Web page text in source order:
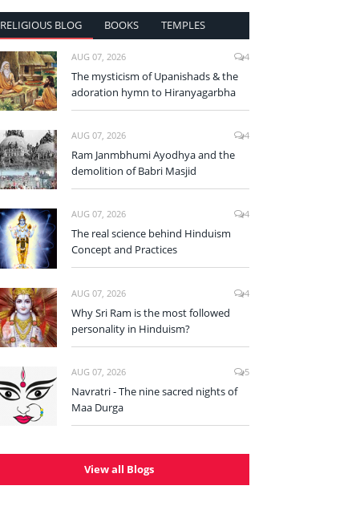
RELIGIOUS BLOG BOOKS TEMPLES
AUG 07, 2026 4
The mysticism of Upanishads & the
adoration hymn to Hiranyagarbha
AUG 07, 2026 4
Ram Janmbhumi Ayodhya and the
demolition of Babri Masjid
AUG 07, 2026 4
The real science behind Hinduism
Concept and Practices
AUG 07, 2026 4
Why Sri Ram is the most followed
personality in Hinduism?
AUG 07, 2026 5
Navratri - The nine sacred nights of
Maa Durga
View all Blogs